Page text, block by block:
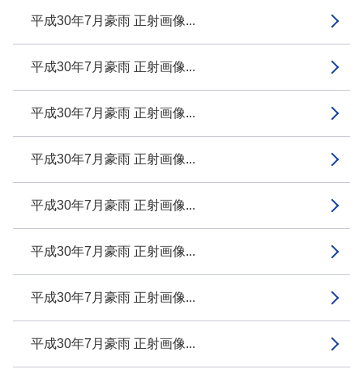
平成30年7月豪雨 正射画像...
平成30年7月豪雨 正射画像...
平成30年7月豪雨 正射画像...
平成30年7月豪雨 正射画像...
平成30年7月豪雨 正射画像...
平成30年7月豪雨 正射画像...
平成30年7月豪雨 正射画像...
平成30年7月豪雨 正射画像...